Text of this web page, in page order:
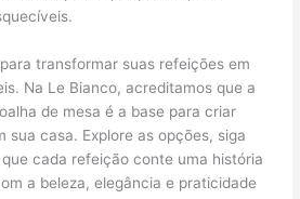
transformar suas refeições em
Na Le Bianco, acreditamos que a
de mesa é a base para criar
sua casa. Explore as opções, siga
cada refeição conte uma história
a beleza, elegância e praticidade